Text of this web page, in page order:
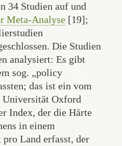
34 Studien auf und
Meta-Analyse [19];
Die Studien
analysiert: Es gibt
sog. „policy
das ist ein vom
Oxford
Index, der die Härte
in einem
Land erfasst, der